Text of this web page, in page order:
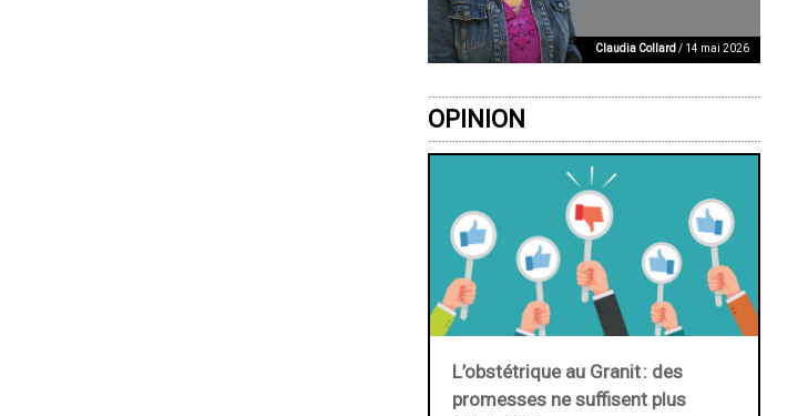
Claudia Collard/ 14 mai 2026
OPINION
L’obstétrique au ­Granit : des
promesses ne suffisent plus